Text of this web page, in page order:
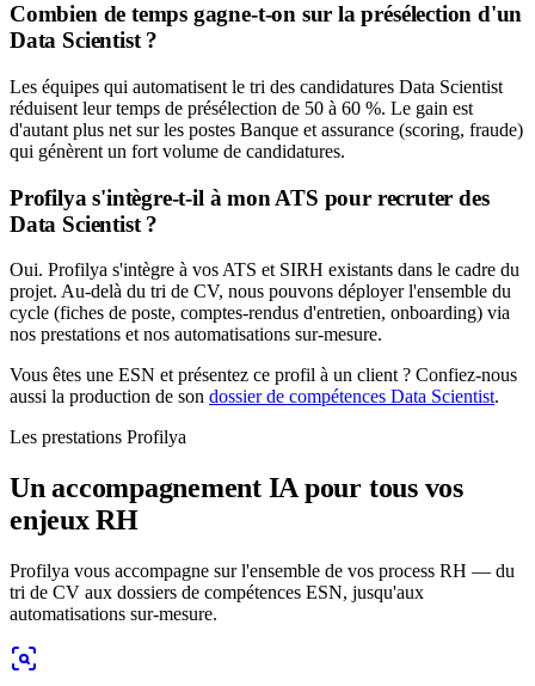
Combien de temps gagne-t-on sur la présélection d'un
Data Scientist ?
Les équipes qui automatisent le tri des candidatures Data Scientist
réduisent leur temps de présélection de 50 à 60 %. Le gain est
d'autant plus net sur les postes Banque et assurance (scoring, fraude)
qui génèrent un fort volume de candidatures.
Profilya s'intègre-t-il à mon ATS pour recruter des
Data Scientist ?
Oui. Profilya s'intègre à vos ATS et SIRH existants dans le cadre du
projet. Au-delà du tri de CV, nous pouvons déployer l'ensemble du
cycle (fiches de poste, comptes-rendus d'entretien, onboarding) via
nos prestations et nos automatisations sur-mesure.
Vous êtes une ESN et présentez ce profil à un client ? Confiez-nous
aussi la production de son dossier de compétences Data Scientist.
Les prestations Profilya
Un accompagnement IA pour tous vos
enjeux RH
Profilya vous accompagne sur l'ensemble de vos process RH — du
tri de CV aux dossiers de compétences ESN, jusqu'aux
automatisations sur-mesure.